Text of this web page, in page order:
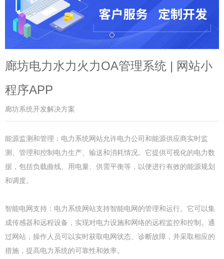
廊坊电力水力火力OA管理系统 | 网站小
程序APP
廊坊系统开发解决方案
能源监测和管理：电力系统网站允许电力公司和能源供应商实时监
测、管理和控制电力生产、输送和消耗情况。它提供可视化的电力数
据，包括负载曲线、用电量、供需平衡等，以便进行有效的能源规划
和调度。
智能电网支持：电力系统网站支持智能电网的管理和运行。它可以集
成传感器和远程设备，实现对电力设施和网络的远程监控和控制。通
过网站，操作人员可以实时获取电网状态、诊断故障，并采取相应的
措施，提高电力系统的可靠性和效率。